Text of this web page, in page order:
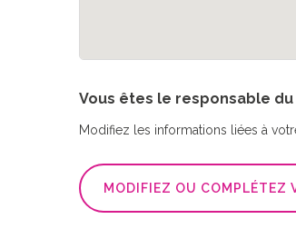
Vous êtes le responsable
Modifiez les informations liées à
MODIFIEZ OU COMPLÉTEZ